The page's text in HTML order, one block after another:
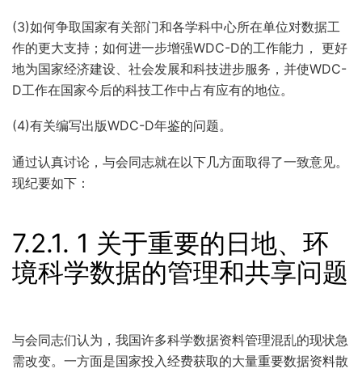
(3)如何争取国家有关部门和各学科中心所在单位对数据工
作的更大支持；如何进一步增强WDC-D的工作能力， 更好
地为国家经济建设、社会发展和科技进步服务，并使WDC-
D工作在国家今后的科技工作中占有应有的地位。
(4)有关编写出版WDC-D年鉴的问题。
通过认真讨论，与会同志就在以下几方面取得了一致意见。
现纪要如下：
7.2.1. 1 关于重要的日地、环
境科学数据的管理和共享问题
与会同志们认为，我国许多科学数据资料管理混乱的现状急
需改变。一方面是国家投入经费获取的大量重要数据资料散